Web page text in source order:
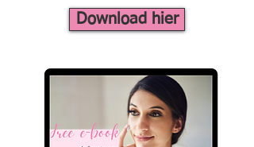
Download hier